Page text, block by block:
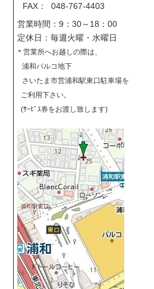
FAX： 048-767-4403
営業時間：9：30～18：00
定休日：毎週火曜・水曜日
＊営業所へお越しの際は、
浦和パルコ地下
さいたま市営浦和駅東口駐車場を
ご利用下さい。
(ｻｰﾋﾞｽ券をお渡し致します)